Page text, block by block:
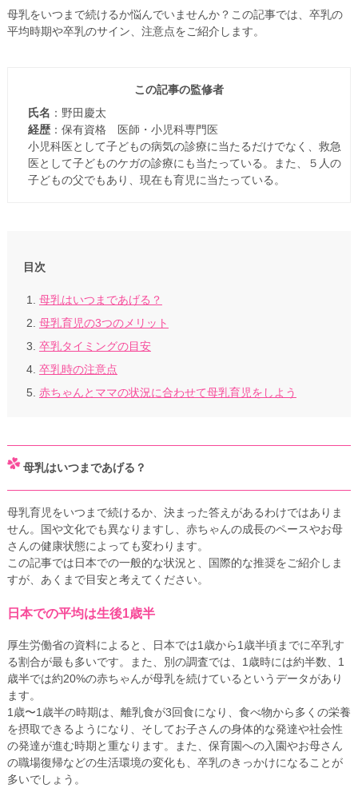
母乳をいつまで続けるか悩んでいませんか？この記事では、卒乳の
平均時期や卒乳のサイン、注意点をご紹介します。
この記事の監修者
氏名 ：野田慶太
経歴 ：保有資格 医師・小児科専門医
小児科医として子どもの病気の診療に当たるだけでなく、救急
医として子どものケガの診療にも当たっている。また、５人の
子どもの父でもあり、現在も育児に当たっている。
目次
母乳はいつまであげる？
母乳育児の3つのメリット
卒乳タイミングの目安
卒乳時の注意点
赤ちゃんとママの状況に合わせて母乳育児をしよう
母乳はいつまであげる？
母乳育児をいつまで続けるか、決まった答えがあるわけではありま
せん。国や文化でも異なりますし、赤ちゃんの成長のペースやお母
さんの健康状態によっても変わります。
この記事では日本での一般的な状況と、国際的な推奨をご紹介しま
すが、あくまで目安と考えてください。
日本での平均は生後1歳半
厚生労働省の資料によると、日本では1歳から1歳半頃までに卒乳す
る割合が最も多いです。また、別の調査では、1歳時には約半数、1
歳半では約20%の赤ちゃんが母乳を続けているというデータがあり
ます。
1歳〜1歳半の時期は、離乳食が3回食になり、食べ物から多くの栄養
を摂取できるようになり、そしてお子さんの身体的な発達や社会性
の発達が進む時期と重なります。また、保育園への入園やお母さん
の職場復帰などの生活環境の変化も、卒乳のきっかけになることが
多いでしょう。